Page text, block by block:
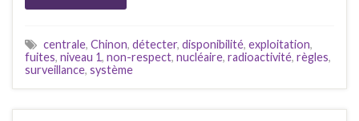
centrale, Chinon, détecter, disponibilité, exploitation,
fuites, niveau 1, non-respect, nucléaire, radioactivité, règles,
surveillance, système